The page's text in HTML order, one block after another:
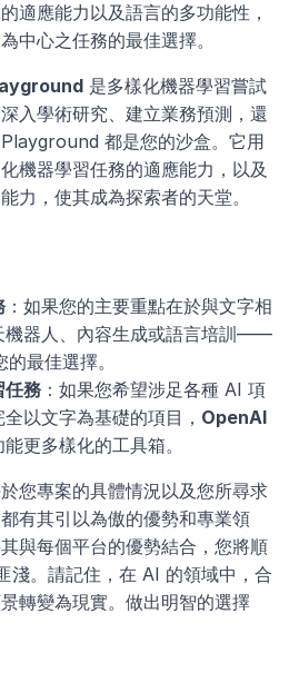
適應能力以及語言的多功能性，
中心之任務的最佳選擇。
是多樣化機器學習嘗試
入學術研究、建立業務預測，還
都是您的沙盒。它用
機器學習任務的適應能力，以及
力，使其成為探索者的天堂。
：如果您的主要重點在於與文字相
器人、內容生成或語言培訓——
的最佳選擇。
任務 ：如果您希望涉足各種 AI 項
以文字為基礎的項目， OpenAI
更多樣化的工具箱。
您專案的具體情況以及您所尋求
有其引以為傲的優勢和專業領
與每個平台的優勢結合，您將順
淺。請記住，在 AI 的領域中，合
轉變為現實。做出明智的選擇